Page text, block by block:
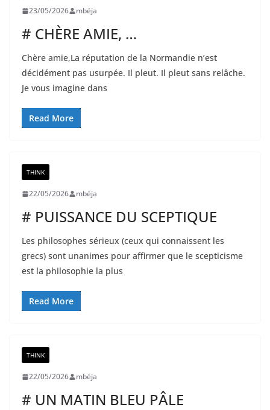
23/05/2026 mbéja
# CHÈRE AMIE, …
Chère amie,La réputation de la Normandie n’est
décidément pas usurpée. Il pleut. Il pleut sans relâche.
Je vous imagine dans
Read More
THINK
22/05/2026 mbéja
# PUISSANCE DU SCEPTIQUE
Les philosophes sérieux (ceux qui connaissent les
grecs) sont unanimes pour affirmer que le scepticisme
est la philosophie la plus
Read More
THINK
22/05/2026 mbéja
# UN MATIN BLEU PÂLE